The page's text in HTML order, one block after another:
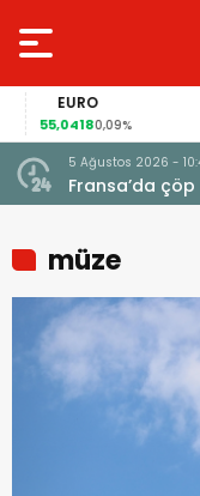
EURO
55,04180,09%
5 Ağustos 2026 -
Fransa’da
müze